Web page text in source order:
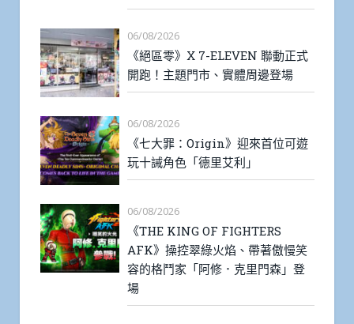
06/08/2026
《絕區零》X 7-ELEVEN 聯動正式
開跑！主題門市、實體周邊登場
06/08/2026
《七大罪：Origin》迎來首位可遊
玩十誡角色「德里艾利」
06/08/2026
《THE KING OF FIGHTERS
AFK》操控翠綠火焰、帶著傲慢笑
容的格鬥家「阿修．克里門森」登
場